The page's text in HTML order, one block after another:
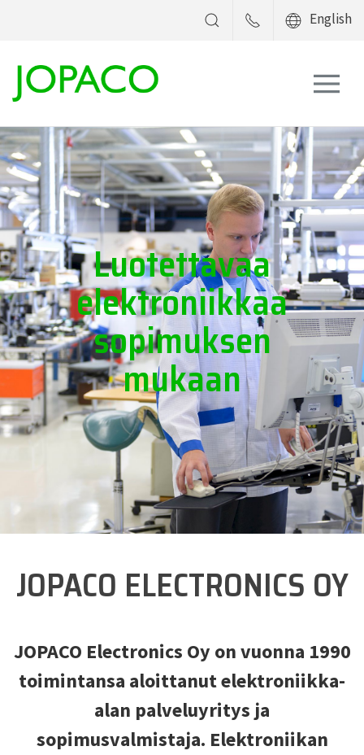
English
Luotettavaa
elektroniikkaa
sopimuksen
mukaan
JOPACO ELECTRONICS OY
JOPACO Electronics Oy on vuonna 1990
toimintansa aloittanut elektroniikka-
alan palveluyritys ja
sopimusvalmistaja. Elektroniikan